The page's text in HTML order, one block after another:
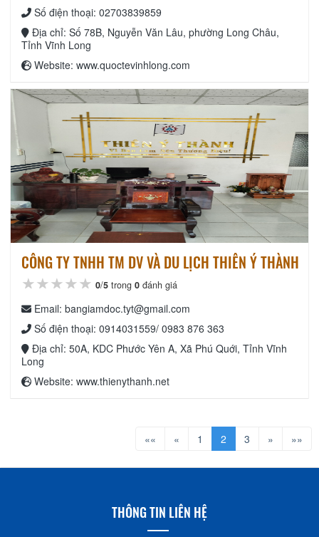
Số điện thoại: 02703839859
Địa chỉ: Số 78B, Nguyễn Văn Lâu, phường Long Châu,
Tỉnh Vĩnh Long
Website: www.quoctevinhlong.com
CÔNG TY TNHH TM DV VÀ DU LỊCH THIÊN Ý THÀNH
★★★★★
★★★★★
★★★★★ 0/5 trong 0 đánh giá
Email: bangiamdoc.tyt@gmail.com
Số điện thoại: 0914031559/ 0983 876 363
Địa chỉ: 50A, KDC Phước Yên A, Xã Phú Quới, Tỉnh Vĩnh
Long
Website: www.thienythanh.net
«« « 1 2 3 » »»
THÔNG TIN LIÊN HỆ